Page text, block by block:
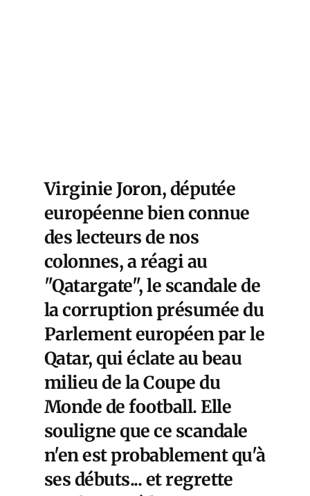
Virginie Joron, députée
européenne bien connue
des lecteurs de nos
colonnes, a réagi au
"Qatargate", le scandale de
la corruption présumée du
Parlement européen par le
Qatar, qui éclate au beau
milieu de la Coupe du
Monde de football. Elle
souligne que ce scandale
n'en est probablement qu'à
ses débuts... et regrette